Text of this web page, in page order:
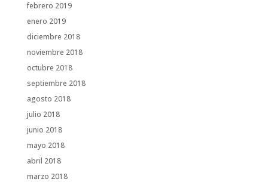
febrero 2019
enero 2019
diciembre 2018
noviembre 2018
octubre 2018
septiembre 2018
agosto 2018
julio 2018
junio 2018
mayo 2018
abril 2018
marzo 2018